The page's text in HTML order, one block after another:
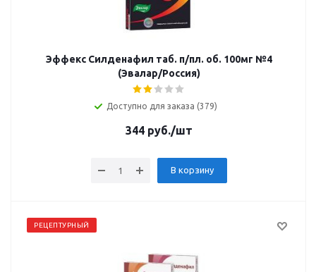
Эффекс Силденафил таб. п/пл. об. 100мг №4
(Эвалар/Россия)
Доступно для заказа (379)
344руб./шт
В корзину
РЕЦЕПТУРНЫЙ